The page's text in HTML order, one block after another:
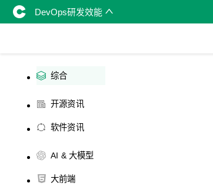
DevOps研发效能
综合
开源资讯
软件资讯
AI & 大模型
大前端